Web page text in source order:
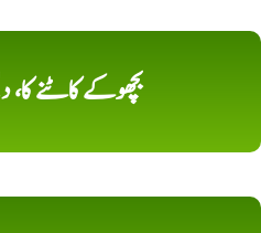
بچھوکے کاٹنے